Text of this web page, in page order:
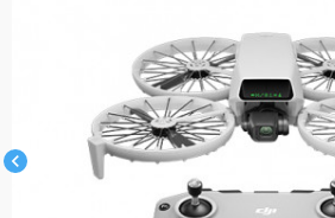
chevron_left